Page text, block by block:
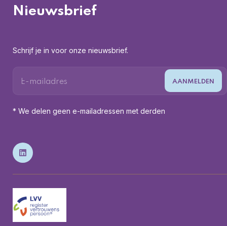
Nieuwsbrief
Schrijf je in voor onze nieuwsbrief.
* We delen geen e-mailadressen met derden